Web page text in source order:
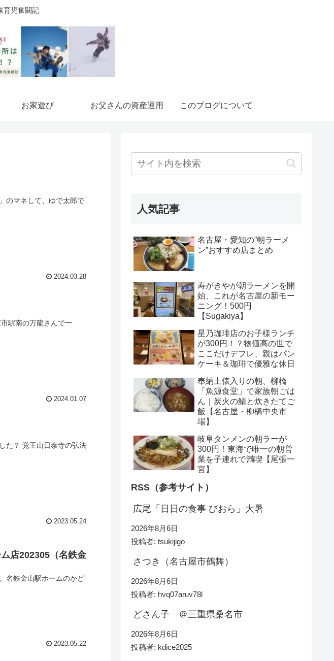
育児奮闘記
お家遊び お父さんの資産運用 このブログについて
のマネして、ゆで太郎で
2024.03.28
駅南の万龍さんで一
2024.01.07
た？ 覚王山日泰寺の弘法
2023.05.24
店202305（名鉄金
名鉄金山駅ホームのかど
2023.05.22
人気記事
名古屋・愛知の”朝ラーメ
ン”おすすめ店まとめ
寿がきやが朝ラーメンを開
始、これが名古屋の新モー
ニング！500円
【Sugakiya】
星乃珈琲店のお子様ランチ
が300円！？物価高の世で
ここだけデフレ、親はパン
ケーキ＆珈琲で優雅な休日
奉納土俵入りの朝、柳橋
「魚源食堂」で家族朝ごは
ん｜炭火の鯖と炊きたてご
飯【名古屋・柳橋中央市
場】
岐阜タンメンの朝ラーが
300円！東海で唯一の朝営
業を子連れで満喫【尾張一
宮】
RSS（参考サイト）
広尾「日日の食事 びおら」大暑
2026年8月6日
投稿者: tsukijigo
さつき（名古屋市鶴舞）
2026年8月6日
投稿者: hvq07aruv78l
どさん子 ＠三重県桑名市
2026年8月6日
投稿者: kdice2025